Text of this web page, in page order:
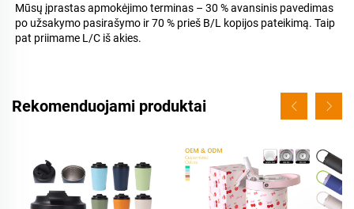
Mūsų įprastas apmokėjimo terminas – 30 % avansinis pavedimas
po užsakymo pasirašymo ir 70 % prieš B/L kopijos pateikimą. Taip
pat priimame L/C iš akies.
Rekomenduojami produktai